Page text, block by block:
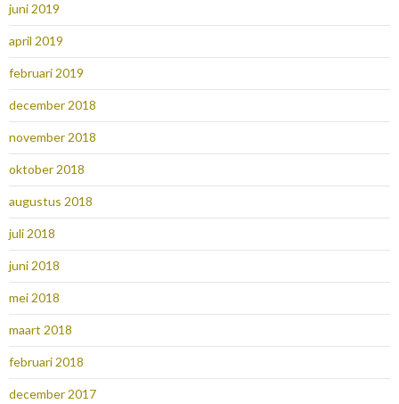
juni 2019
april 2019
februari 2019
december 2018
november 2018
oktober 2018
augustus 2018
juli 2018
juni 2018
mei 2018
maart 2018
februari 2018
december 2017